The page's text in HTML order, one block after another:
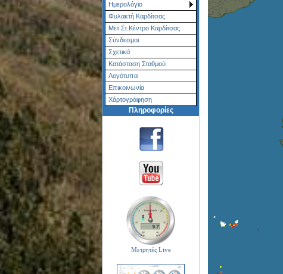
Ημερολόγιο
Φυλακτή Καρδίτσας
Μετ.Στ.Κέντρο Καρδίτσας
Σύνδεσμοι
Σχετικά
Κατάσταση Σταθμού
Λογότυπα
Επικοινωνία
Χάρτoγράφηση
Πληροφορίες
Μετρητές Live